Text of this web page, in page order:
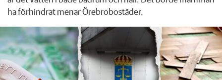
ha förhindrat menar Örebrobostäder.